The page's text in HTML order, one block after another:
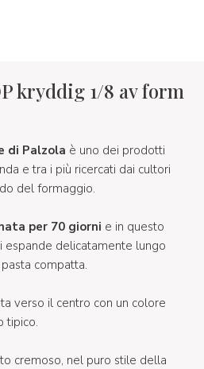
kryddig 1/8 av form
di Palzola è uno dei prodotti
e tra i più ricercati dai cultori
del formaggio.
per 70 giorni e in questo
espande delicatamente lungo
compatta.
verso il centro con un colore
tipico.
cremoso, nel puro stile della